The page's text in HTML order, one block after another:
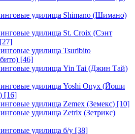
удилища Shimano (Шимано)
удилища St. Croix (Сэнт
[27]
удилища Tsuribito
[46]
удилища Yin Tai (Джин Тай)
удилища Yoshi Onyx (Йоши
[16]
удилища Zemex (Земекс) [10]
удилища Zetrix (Зетрикс)
удилища б/у [38]